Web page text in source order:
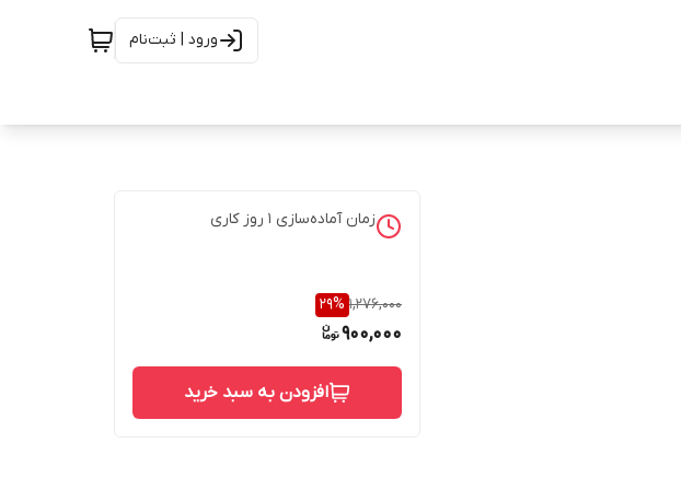
ورود | ثبت‌نام
زمان آماده‌سازی 1 روز کاری
1,276,000
29%
900,000
افزودن به سبد خرید